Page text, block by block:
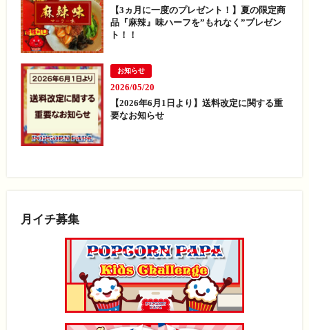
【3ヵ月に一度のプレゼント！】夏の限定商
品『麻辣』味ハーフを”もれなく”プレゼン
ト！！
お知らせ
2026/05/20
【2026年6月1日より】送料改定に関する重
要なお知らせ
月イチ募集